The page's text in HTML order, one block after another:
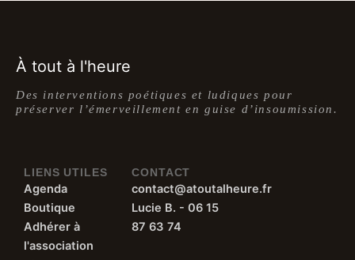
À tout à l'heure
Des interventions poétiques et ludiques pour
préserver l’émerveillement en guise d’insoumission.
LIENS UTILES
Agenda
Boutique
Adhérer à
l'association
CONTACT
contact@atoutalheure.fr
Lucie B. - 06 15
87 63 74